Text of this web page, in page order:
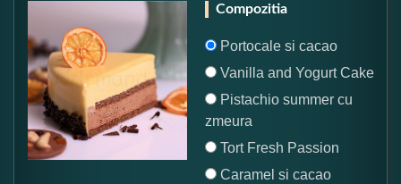
Compozitia
Portocale si cacao
Vanilla and Yogurt Cake
Pistachio summer cu
zmeura
Tort Fresh Passion
Caramel si cacao